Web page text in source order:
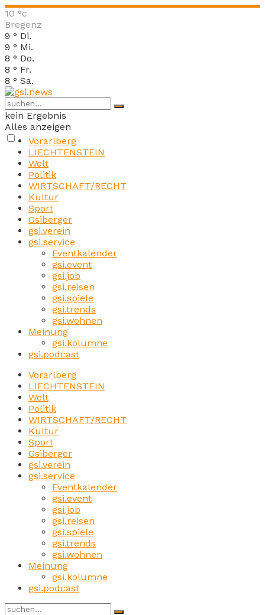
10 °c
Bregenz
9 ° Di.
9 ° Mi.
8 ° Do.
8 ° Fr.
8 ° Sa.
kein Ergebnis
Alles anzeigen
Vorarlberg
LIECHTENSTEIN
Welt
Politik
WIRTSCHAFT/RECHT
Kultur
Sport
Gsiberger
gsi.verein
gsi.service
Eventkalender
gsi.event
gsi.job
gsi.reisen
gsi.spiele
gsi.trends
gsi.wohnen
Meinung
gsi.kolumne
gsi.podcast
Vorarlberg
LIECHTENSTEIN
Welt
Politik
WIRTSCHAFT/RECHT
Kultur
Sport
Gsiberger
gsi.verein
gsi.service
Eventkalender
gsi.event
gsi.job
gsi.reisen
gsi.spiele
gsi.trends
gsi.wohnen
Meinung
gsi.kolumne
gsi.podcast